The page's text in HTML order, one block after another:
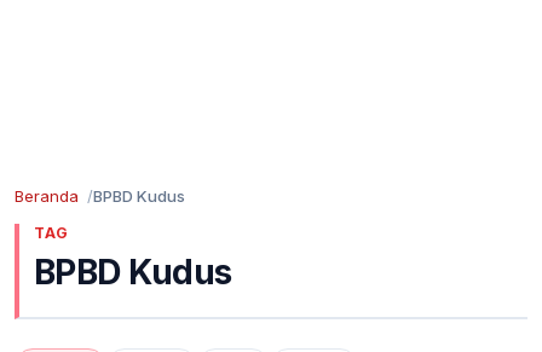
Beranda BPBD Kudus
TAG
BPBD Kudus